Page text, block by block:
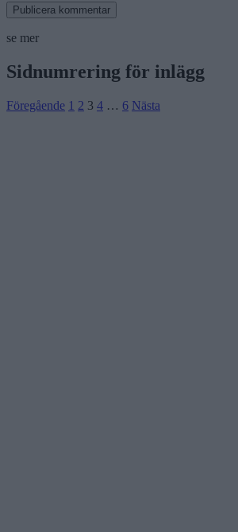
se mer
Sidnumrering för inlägg
Föregående 1 2 3 4 … 6 Nästa